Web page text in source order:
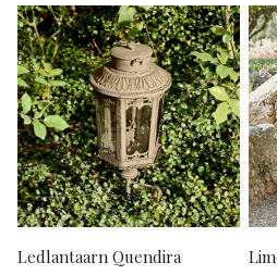
Ledlantaarn Quendira